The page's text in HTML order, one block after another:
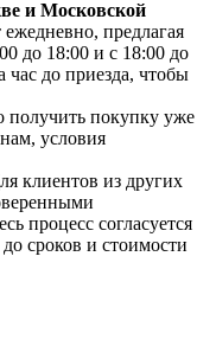
и Московской
предлагая
до 18:00 и с 18:00 до
час до приезда, чтобы
получить покупку уже
условия
клиентов из других
процесс согласуется
сроков и стоимости